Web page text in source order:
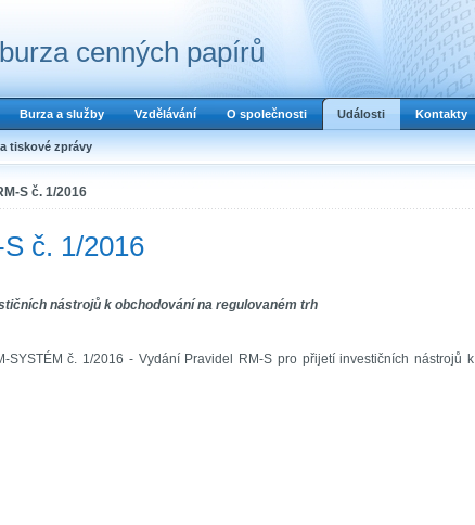
cenných papírů
Burza a služby Vzdělávání O společnosti Události Kontakty
tiskové zprávy
S č. 1/2016
č. 1/2016
nástrojů k obchodování na regulovaném trh
SYSTÉM č. 1/2016 - Vydání Pravidel RM-S pro přijetí investičních nástrojů k